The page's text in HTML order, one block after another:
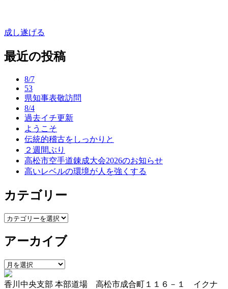
投
稿
成し遂げる
最近の投稿
8/7
53
県知事表敬訪問
8/4
過去イチ更新
ようこそ
伝統的稽古をしっかりと
２週間ぶり
高松市空手道錬成大会2026のお知らせ
高いレベルの環境が人を強くする
カテゴリー
カ
ゴ
ー
アーカイブ
ア
ー
カ
香川中央支部 本部道場 高松市成合町１１６－１ イクナ